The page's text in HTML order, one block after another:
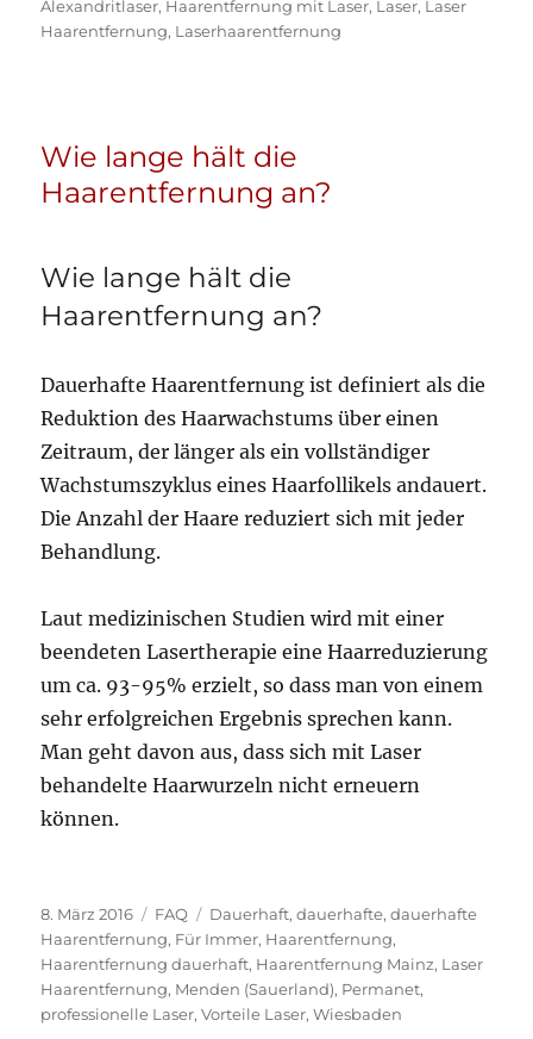
Alexandritlaser, Haarentfernung mit Laser, Laser, Laser
Haarentfernung, Laserhaarentfernung
Wie lange hält die
Haarentfernung an?
Wie lange hält die
Haarentfernung an?
Dauerhafte Haarentfernung ist definiert als die
Reduktion des Haarwachstums über einen
Zeitraum, der länger als ein vollständiger
Wachstumszyklus eines Haarfollikels andauert.
Die Anzahl der Haare reduziert sich mit jeder
Behandlung.
Laut medizinischen Studien wird mit einer
beendeten Lasertherapie eine Haarreduzierung
um ca. 93-95% erzielt, so dass man von einem
sehr erfolgreichen Ergebnis sprechen kann.
Man geht davon aus, dass sich mit Laser
behandelte Haarwurzeln nicht erneuern
können.
Veröffentlicht
am
8. März 2016 Kategorien
FAQ Schlagwörter
Dauerhaft,dauerhafte,dauerhafte
Haarentfernung, Für Immer, Haarentfernung,
Haarentfernung dauerhaft, Haarentfernung Mainz, Laser
Haarentfernung, Menden (Sauerland), Permanet,
professionelle Laser,Vorteile Laser,Wiesbaden